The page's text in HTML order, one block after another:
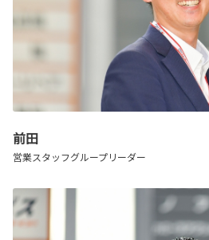
前田
営業スタッフグループリーダー